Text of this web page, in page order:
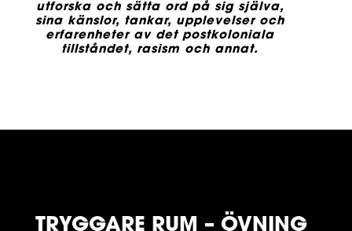
utforska och sätta ord på sig själva,
sina känslor, tankar, upplevelser och
erfarenheter av det postkoloniala
tillståndet, rasism och annat.
TRYGGARE RUM – ÖVNING